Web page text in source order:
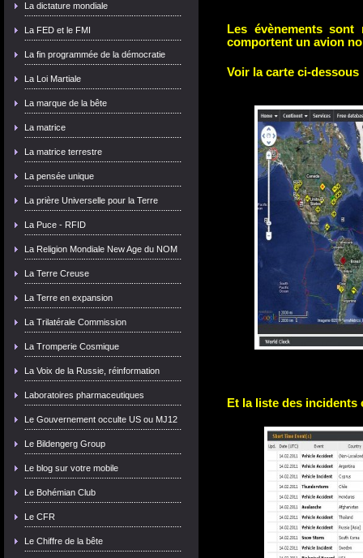
La dictature mondiale
La FED et le FMI
La fin programmée de la démocratie
La Loi Martiale
La marque de la bête
La matrice
La matrice terrestre
La pensée unique
La prière Universelle pour la Terre
La Puce - RFID
La Religion Mondiale New Age du NOM
La Terre Creuse
La Terre en expansion
La Trilatérale Commission
La Tromperie Cosmique
La Voix de la Russie, réinformation
Laboratoires pharmaceutiques
Le Gouvernement occulte US ou MJ12
Le Bildengerg Group
Le blog sur votre mobile
Le Bohémian Club
Le CFR
Le Chiffre de la bête
Les évènements
comportent un avion
Voir la carte ci-dessous
Et la liste des